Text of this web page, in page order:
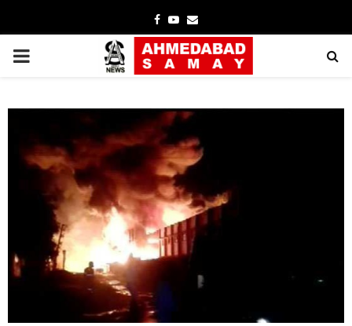
Facebook
YoutubeEmail
PRIMARY